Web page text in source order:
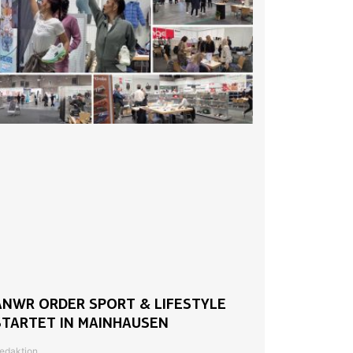
ORDER SPORT & LIFESTYLE
IN MAINHAUSEN